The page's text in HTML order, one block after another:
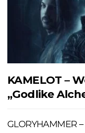
KAMELOT –
„Godlike
GLORYHAMMER